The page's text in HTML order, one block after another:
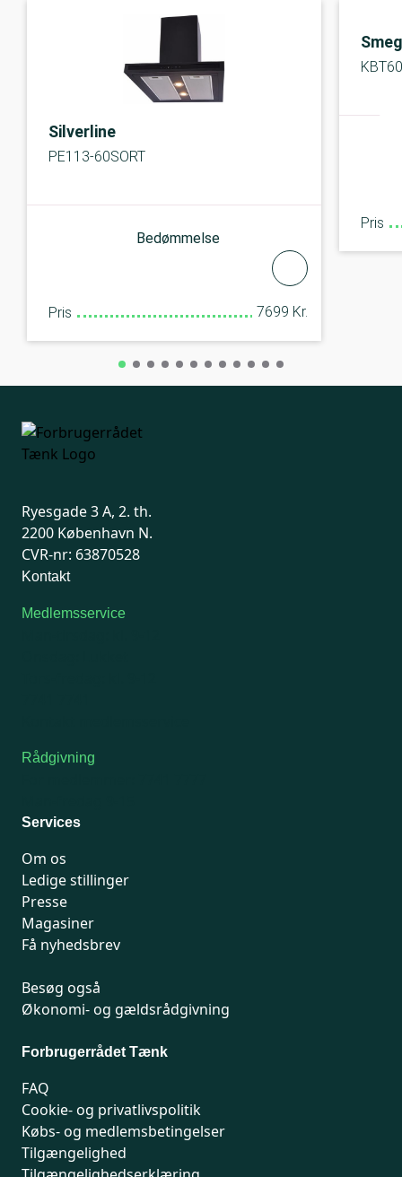
Silverline
PE113-60SORT
Bedømmelse
Pris 7699 Kr.
Smeg
Pris
Ryesgade 3 A, 2. th.
2200 København N.
CVR-nr: 63870528
Kontakt
Medlemsservice
Rådgivning
Services
Om os
Ledige stillinger
Presse
Magasiner
Få nyhedsbrev
Besøg også
Økonomi- og gældsrådgivning
Forbrugerrådet Tænk
FAQ
Cookie- og privatlivspolitik
Købs- og medlemsbetingelser
Tilgængelighed